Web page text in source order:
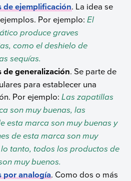
ejemplificación. La idea se
Por ejemplo: El
produce graves
como el deshielo de
sequías.
generalización. Se parte de
para establecer una
Por ejemplo: Las zapatillas
son muy buenas, las
esta marca son muy buenas y
de esta marca son muy
tanto, todos los productos de
muy buenos.
por analogía. Como dos o más